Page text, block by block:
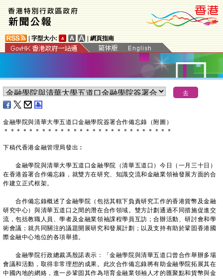
字型大小: 網頁指南
​金融學院與清華大學五道口金融學院簽署合作備忘錄（附圖）
＊ ＊ ＊ ＊ ＊ ＊ ＊ ＊ ＊ ＊ ＊ ＊ ＊ ＊ ＊ ＊ ＊ ＊ ＊ ＊ ＊ ＊ ＊ ＊ ＊ ＊ ＊
下稿代香港金融管理局發出︰
金融學院與清華大學五道口金融學院（清華五道口）今日（一月三十日）
在香港簽署合作備忘錄，就雙方在研究、知識交流和金融業領袖發展方面的合
作建立正式框架。
合作備忘錄概述了金融學院（包括其轄下負責研究工作的香港貨幣及金融
研究中心）與清華五道口之間的潛在合作領域。雙方計劃通過不同措施促進交
流，包括教職人員、學者及金融業領袖課程學員互訪；合辦活動、研討會和學
術會議；就共同關注的議題開展研究和發展計劃；以及支持有助於鞏固香港國
際金融中心地位的各項舉措。
金融學院行政總裁馮殷諾表示：「金融學院與清華五道口曾合作舉辦多場
會議和活動，取得非常理想的成果。此次合作備忘錄將有助金融學院拓展其在
中國內地的網絡，進一步鞏固其作為培育金融業領袖人才的匯聚點和貨幣與金